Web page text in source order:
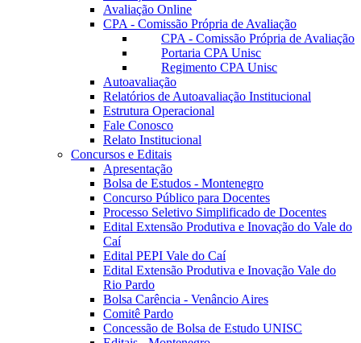
Avaliação Online
CPA - Comissão Própria de Avaliação
CPA - Comissão Própria de Avaliação
Portaria CPA Unisc
Regimento CPA Unisc
Autoavaliação
Relatórios de Autoavaliação Institucional
Estrutura Operacional
Fale Conosco
Relato Institucional
Concursos e Editais
Apresentação
Bolsa de Estudos - Montenegro
Concurso Público para Docentes
Processo Seletivo Simplificado de Docentes
Edital Extensão Produtiva e Inovação do Vale do
Caí
Edital PEPI Vale do Caí
Edital Extensão Produtiva e Inovação Vale do
Rio Pardo
Bolsa Carência - Venâncio Aires
Comitê Pardo
Concessão de Bolsa de Estudo UNISC